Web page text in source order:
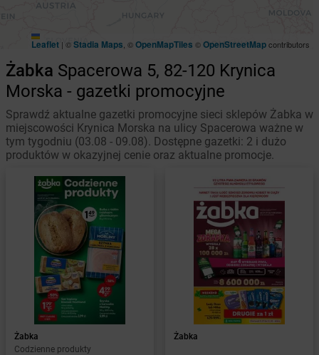
Leaflet | ©Stadia Maps , ©OpenMapTiles ©OpenStreetMapcontributors
Żabka Spacerowa 5, 82-120 Krynica
Morska - gazetki promocyjne
Sprawdź aktualne gazetki promocyjne sieci sklepów Żabka w
miejscowości Krynica Morska na ulicy Spacerowa ważne w
tym tygodniu (03.08 - 09.08). Dostępne gazetki: 2 i dużo
produktów w okazyjnej cenie oraz aktualne promocje.
Żabka
Codzienne produkty
Żabka